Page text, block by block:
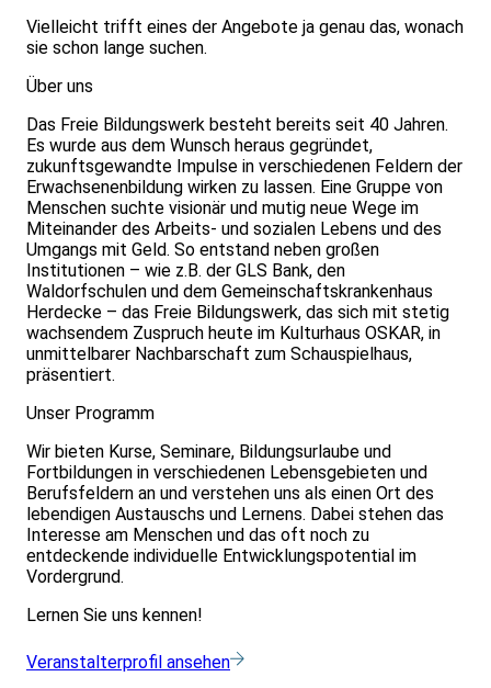
Vielleicht trifft eines der Angebote ja genau das, wonach
sie schon lange suchen.
Über uns
Das Freie Bildungswerk besteht bereits seit 40 Jahren.
Es wurde aus dem Wunsch heraus gegründet,
zukunftsgewandte Impulse in verschiedenen Feldern der
Erwachsenenbildung wirken zu lassen. Eine Gruppe von
Menschen suchte visionär und mutig neue Wege im
Miteinander des Arbeits- und sozialen Lebens und des
Umgangs mit Geld. So entstand neben großen
Institutionen – wie z.B. der GLS Bank, den
Waldorfschulen und dem Gemeinschaftskrankenhaus
Herdecke – das Freie Bildungswerk, das sich mit stetig
wachsendem Zuspruch heute im Kulturhaus OSKAR, in
unmittelbarer Nachbarschaft zum Schauspielhaus,
präsentiert.
Unser Programm
Wir bieten Kurse, Seminare, Bildungsurlaube und
Fortbildungen in verschiedenen Lebensgebieten und
Berufsfeldern an und verstehen uns als einen Ort des
lebendigen Austauschs und Lernens. Dabei stehen das
Interesse am Menschen und das oft noch zu
entdeckende individuelle Entwicklungspotential im
Vordergrund.
Lernen Sie uns kennen!
Veranstalterprofil ansehen